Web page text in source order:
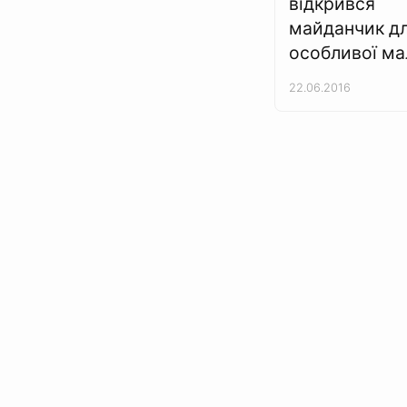
майданчик
особливої
22.06.2016